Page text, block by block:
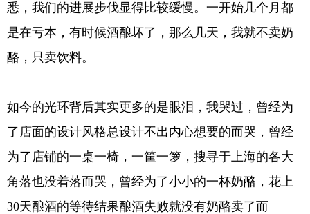
悉，我们的进展步伐显得比较缓慢。一开始几个月都
是在亏本，有时候酒酿坏了，那么几天，我就不卖奶
酪，只卖饮料。
如今的光环背后其实更多的是眼泪，我哭过，曾经为
了店面的设计风格总设计不出内心想要的而哭，曾经
为了店铺的一桌一椅，一筐一箩，搜寻于上海的各大
角落也没着落而哭，曾经为了小小的一杯奶酪，花上
30天酿酒的等待结果酿酒失败就没有奶酪卖了而